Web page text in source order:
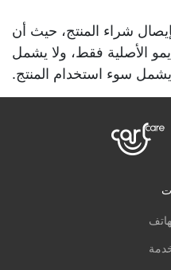
شراء المنتج، حيث أن
الأصلية فقط، ولا يشمل
يشمل سوء استخدام المنتج.